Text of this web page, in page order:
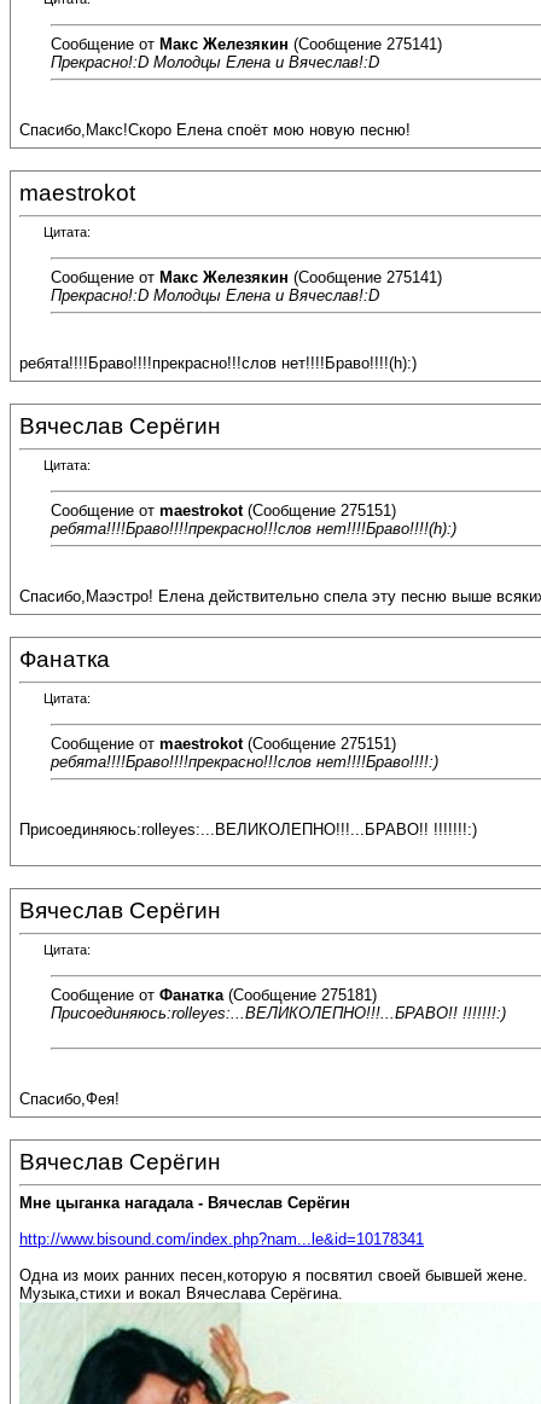
Сообщение от Макс Железякин (Сообщение 275141)
Прекрасно!:D Молодцы Елена и Вячеслав!:D
Спасибо,Макс!Скоро Елена споёт мою новую песню!
maestrokot
Цитата:
Сообщение от Макс Железякин (Сообщение 275141)
Прекрасно!:D Молодцы Елена и Вячеслав!:D
ребята!!!!Браво!!!!прекрасно!!!слов нет!!!!Браво!!!!(h):)
Вячеслав Серёгин
Цитата:
Сообщение от maestrokot(Сообщение 275151)
ребята!!!!Браво!!!!прекрасно!!!слов нет!!!!Браво!!!!(h):)
Спасибо,Маэстро! Елена действительно спела эту песню выше
Фанатка
Цитата:
Сообщение от maestrokot(Сообщение 275151)
ребята!!!!Браво!!!!прекрасно!!!слов нет!!!!Браво!!!!:)
Присоединяюсь:rolleyes:...ВЕЛИКОЛЕПНО!!!...БРАВО!! !!!!!!!:)
Вячеслав Серёгин
Цитата:
Сообщение от Фанатка (Сообщение 275181)
Присоединяюсь:rolleyes:...ВЕЛИКОЛЕПНО!!!...БРАВО!! !!!!!!!:)
Спасибо,Фея!
Вячеслав Серёгин
Мне цыганка нагадала - Вячеслав Серёгин
http://www.bisound.com/index.php?nam...le&id=10178341
Одна из моих ранних песен,которую я посвятил своей бывшей жене.
Музыка,стихи и вокал Вячеслава Серёгина.